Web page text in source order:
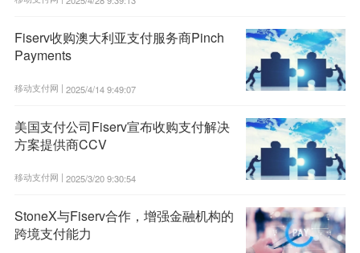
Fiserv收购澳大利亚支付服务商Pinch
Payments
移动支付网 | 2025/4/14 9:49:07
美国支付公司Fiserv宣布收购支付解决
方案提供商CCV
移动支付网 | 2025/3/20 9:30:54
StoneX与Fiserv合作，增强金融机构的
跨境支付能力